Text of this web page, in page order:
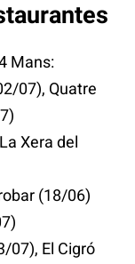
Mans:
07), Quatre
Xera del
(18/06)
07), El Cigró